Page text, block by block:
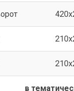
в